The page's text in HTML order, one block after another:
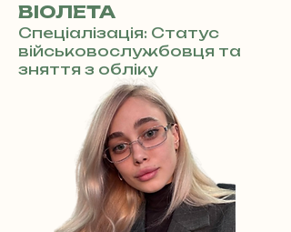
ВІОЛЕТА
Спеціалізація: Статус
військовослужбовця та
зняття з обліку